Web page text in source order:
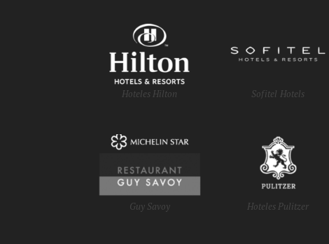
Hoteles Hilton Sofitel Hotels
Guy Savoy Hoteles Pulitzer